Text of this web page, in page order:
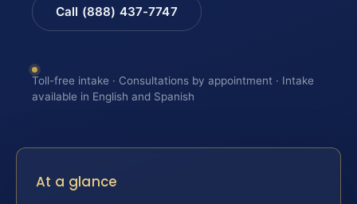
Call (888) 437-7747
Toll-free intake · Consultations by appointment · Intake
available in English and Spanish
At a glance